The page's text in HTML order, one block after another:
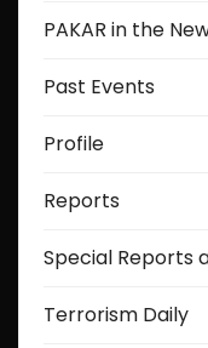
PAKAR in the
Past Events
Profile
Reports
Special Reports
Terrorism Daily